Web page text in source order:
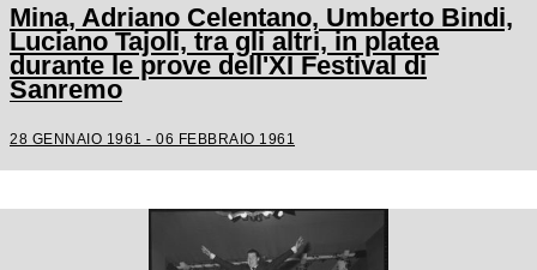
Mina, Adriano Celentano, Umberto Bindi,
Luciano Tajoli, tra gli altri, in platea
durante le prove dell'XI Festival di
Sanremo
28 GENNAIO 1961 - 06 FEBBRAIO 1961